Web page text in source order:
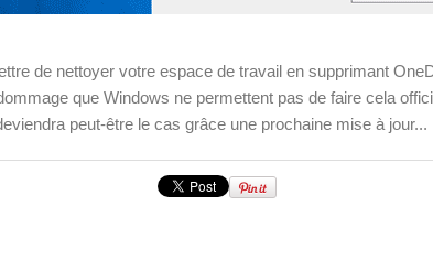
de nettoyer votre espace de travail en supprimant
que Windows ne permettent pas de faire cela
peut-être le cas grâce une prochaine mise à jour...